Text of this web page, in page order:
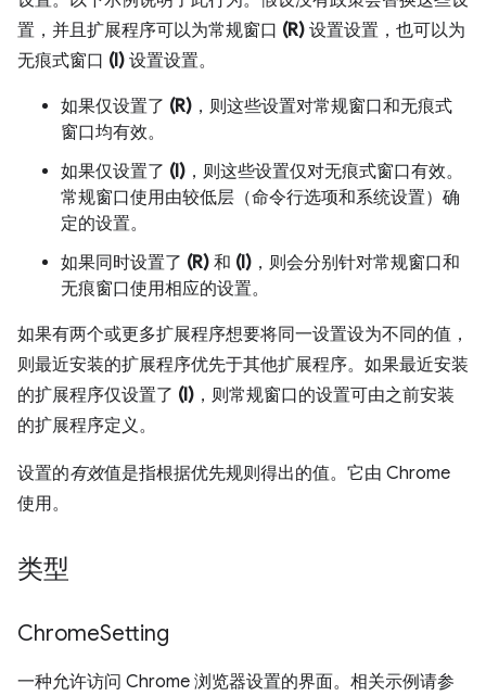
置，并且扩展程序可以为常规窗口 (R) 设置设置，也可以为
无痕式窗口 (I) 设置设置。
如果仅设置了 (R) ，则这些设置对常规窗口和无痕式
窗口均有效。
如果仅设置了 (I) ，则这些设置仅对无痕式窗口有效。
常规窗口使用由较低层（命令行选项和系统设置）确
定的设置。
如果同时设置了 (R) 和 (I) ，则会分别针对常规窗口和
无痕窗口使用相应的设置。
如果有两个或更多扩展程序想要将同一设置设为不同的值，
则最近安装的扩展程序优先于其他扩展程序。如果最近安装
的扩展程序仅设置了 (I) ，则常规窗口的设置可由之前安装
的扩展程序定义。
设置的有效值是指根据优先规则得出的值。它由 Chrome
使用。
类型
ChromeSetting
一种允许访问 Chrome 浏览器设置的界面。相关示例请参